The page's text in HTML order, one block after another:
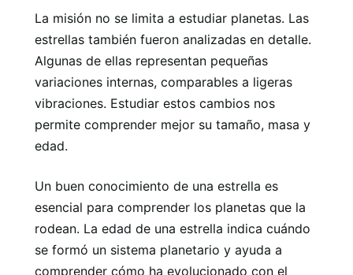
La misión no se limita a estudiar planetas. Las
estrellas también fueron analizadas en detalle.
Algunas de ellas representan pequeñas
variaciones internas, comparables a ligeras
vibraciones. Estudiar estos cambios nos
permite comprender mejor su tamaño, masa y
edad.
Un buen conocimiento de una estrella es
esencial para comprender los planetas que la
rodean. La edad de una estrella indica cuándo
se formó un sistema planetario y ayuda a
comprender cómo ha evolucionado con el